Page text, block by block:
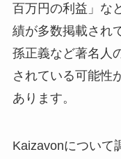
百万円の利益」な
績が多数掲載され
孫正義など著名人
されている可能性
あります。
Kaizavonについて